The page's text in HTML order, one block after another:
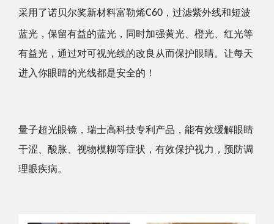
采用了诺贝尔奖新材料富勒烯C60 ，过滤紫外线和短波
蓝光，保留有益的蓝光，同时加强黄光、橙光、红光等
有益光，通过对可视光线的改良从而保护眼睛。让每天
进入你眼睛的光线都是安全的！
量子超光眼镜，瑞士高科技专利产品，能有效缓解眼睛
干涩、酸胀、视物模糊等症状，有效保护视力，预防调
理眼疾病。